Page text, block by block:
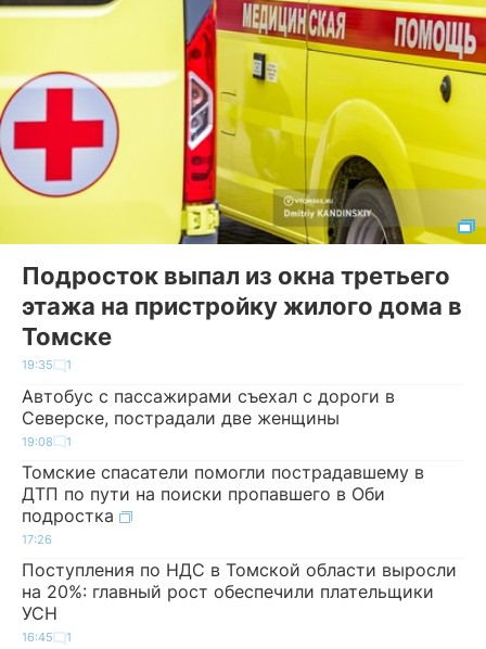
Подросток выпал из окна третьего
этажа на пристройку жилого дома в
Томске
19:35 1
Автобус с пассажирами съехал с дороги в
Северске, пострадали две женщины
19:08 1
Томские спасатели помогли пострадавшему в
ДТП по пути на поиски пропавшего в Оби
подростка
17:26
Поступления по НДС в Томской области выросли
на 20%: главный рост обеспечили плательщики
УСН
16:45 1